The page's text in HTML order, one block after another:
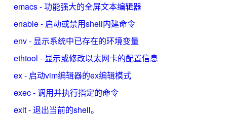
emacs - 功能强大的全屏文本编辑器
enable - 启动或禁用shell内建命令
env - 显示系统中已存在的环境变量
ethtool - 显示或修改以太网卡的配置信息
ex - 启动vim编辑器的ex编辑模式
exec - 调用并执行指定的命令
exit - 退出当前的shell。